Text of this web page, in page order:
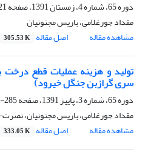
دوره 65، شماره 4، زمستان 1391، صفحه
مقداد جورغلامی، باریس مجنونیان
مشاهده مقاله
اصل مقاله 305.53 K
تولید و هزینه عملیات قطع درخت
سری گرازبن جنگل خیرود)
دوره 65، شماره 3، پاییز 1391، صفحه
285-297
مقداد جورغلامی، باریس مجنونیان،
مشاهده مقاله
اصل مقاله 333.05 K